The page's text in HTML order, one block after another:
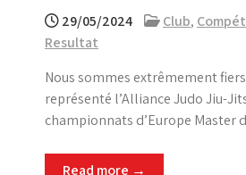
29/05/2024 Club,
Resultat
Nous sommes extrêmement
représenté l’Alliance Judo Jiu-
championnats d’Europe Master
Read more →